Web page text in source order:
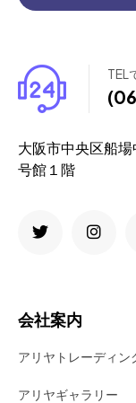
TEL
大阪市中央区船
号館１階
会社案内
アリヤトレーディン
アリヤギャラリー